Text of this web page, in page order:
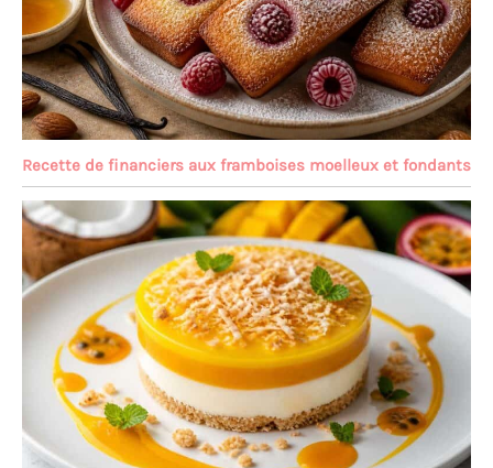
Recette de financiers aux framboises moelleux et fondants